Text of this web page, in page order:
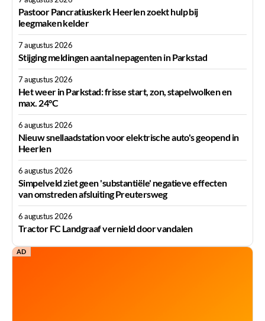
Pastoor Pancratiuskerk Heerlen zoekt hulp bij
leegmaken kelder
7 augustus 2026
Stijging meldingen aantal nepagenten in Parkstad
7 augustus 2026
Het weer in Parkstad: frisse start, zon, stapelwolken en
max. 24°C
6 augustus 2026
Nieuw snellaadstation voor elektrische auto's geopend in
Heerlen
6 augustus 2026
Simpelveld ziet geen 'substantiële' negatieve effecten
van omstreden afsluiting Preutersweg
6 augustus 2026
Tractor FC Landgraaf vernield door vandalen
AD